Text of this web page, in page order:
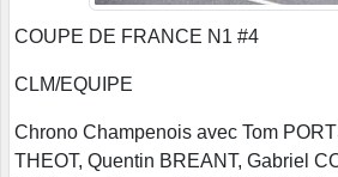
COUPE DE FRANCE N1 #4
CLM/EQUIPE
Chrono Champenois avec Tom
THEOT, Quentin BREANT, Gabriel